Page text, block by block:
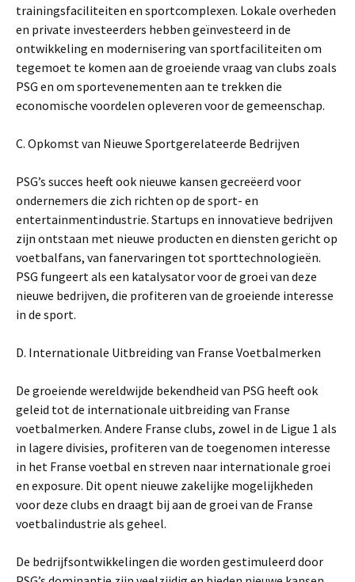
trainingsfaciliteiten en sportcomplexen. Lokale overheden
en private investeerders hebben geïnvesteerd in de
ontwikkeling en modernisering van sportfaciliteiten om
tegemoet te komen aan de groeiende vraag van clubs zoals
PSG en om sportevenementen aan te trekken die
economische voordelen opleveren voor de gemeenschap.
C. Opkomst van Nieuwe Sportgerelateerde Bedrijven
PSG’s succes heeft ook nieuwe kansen gecreëerd voor
ondernemers die zich richten op de sport- en
entertainmentindustrie. Startups en innovatieve bedrijven
zijn ontstaan ​​met nieuwe producten en diensten gericht op
voetbalfans, van fanervaringen tot sporttechnologieën.
PSG fungeert als een katalysator voor de groei van deze
nieuwe bedrijven, die profiteren van de groeiende interesse
in de sport.
D. Internationale Uitbreiding van Franse Voetbalmerken
De groeiende wereldwijde bekendheid van PSG heeft ook
geleid tot de internationale uitbreiding van Franse
voetbalmerken. Andere Franse clubs, zowel in de Ligue 1 als
in lagere divisies, profiteren van de toegenomen interesse
in het Franse voetbal en streven naar internationale groei
en exposure. Dit opent nieuwe zakelijke mogelijkheden
voor deze clubs en draagt bij aan de groei van de Franse
voetbalindustrie als geheel.
De bedrijfsontwikkelingen die worden gestimuleerd door